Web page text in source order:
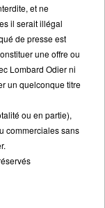
et ne
il serait illégal
de presse est
une offre ou
Lombard Odier ni
un quelconque titre
ou en partie),
commerciales sans